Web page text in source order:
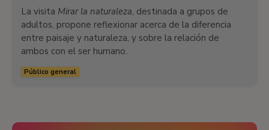
La visita Mirar la naturaleza, destinada a grupos de
adultos, propone reflexionar acerca de la diferencia
entre paisaje y naturaleza, y sobre la relación de
ambos con el ser humano.
Público general